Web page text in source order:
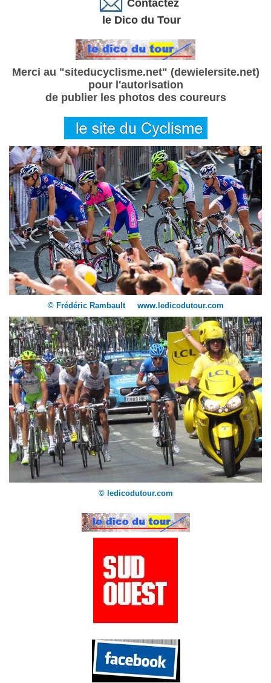
Contactez
le Dico du Tour
Merci au "siteducyclisme.net" (dewielersite.net)
pour l'autorisation
de publier les photos des coureurs
© Frédéric Rambault www.ledicodutour.com
© ledicodutour.com